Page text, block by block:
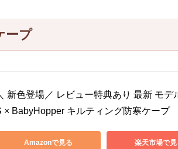
ープ
新色登場／ レビュー特典あり 最新 モ
× BabyHopper キルティング防寒ケープ
Amazonで見る 楽天市場で見